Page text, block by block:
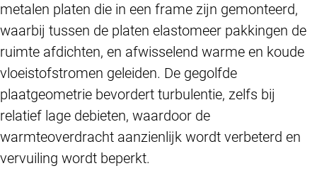
metalen platen die in een frame zijn gemonteerd,
waarbij tussen de platen elastomeer pakkingen de
ruimte afdichten, en afwisselend warme en koude
vloeistofstromen geleiden. De gegolfde
plaatgeometrie bevordert turbulentie, zelfs bij
relatief lage debieten, waardoor de
warmteoverdracht aanzienlijk wordt verbeterd en
vervuiling wordt beperkt.